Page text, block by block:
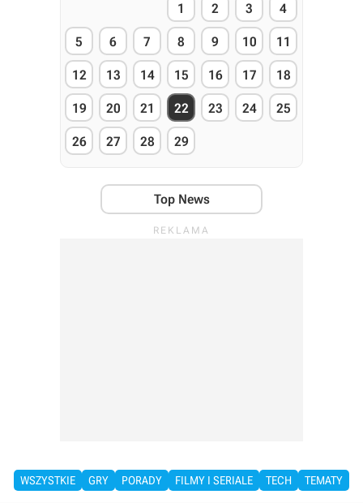
1 2 3 4
5 6 7 8 9 10 11
12 13 14 15 16 17 18
19 20 21 22 23 24 25
26 27 28 29
Top News
WSZYSTKIE GRY PORADY FILMY I SERIALE TECH TEMATY